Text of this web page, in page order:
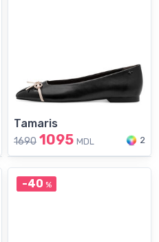
Tamaris
1690 1095 MDL 2
-40 %